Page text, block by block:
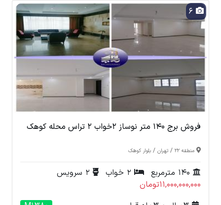
فروش برج 140 متر نوساز 2خواب 2 تراس محله کوهک
منطقه 22 / تهران / بلوار کوهک
11,000,000,000تومان